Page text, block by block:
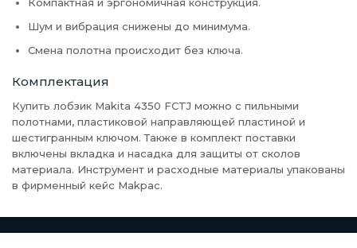
Шум и вибрация снижены до минимума.
Смена полотна происходит без ключа.
Комплектация
Купить лобзик Makita 4350 FCTJ можно с пильными
полотнами, пластиковой направляющей пластиной и
шестигранным ключом. Также в комплект поставки
включены вкладка и насадка для защиты от сколов
материала. Инструмент и расходные материалы упакованы
в фирменный кейс Makpac.